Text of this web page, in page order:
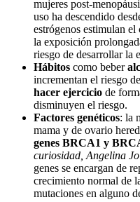
mujeres post-
uso ha descendido
estrógenos estimulan
la exposición
riesgo de desarrollar la
Hábitos como beber
incrementan el riesgo
hacer ejercicio de
disminuyen el riesgo.
Factores genéticos: la
mama y de ovario
genes BRCA1 y
curiosidad, Angelina
genes se encargan de
crecimiento normal de
mutaciones en alguno